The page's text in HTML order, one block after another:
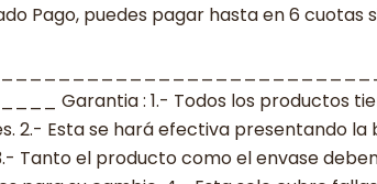
Pago, puedes pagar hasta en 6 cuotas
Garantia : 1.- Todos los productos
2.- Esta se hará efectiva presentando
Tanto el producto como el envase